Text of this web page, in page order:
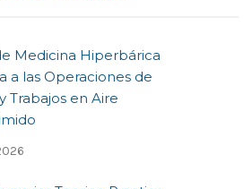
Medicina Hiperbárica
a las Operaciones de
Trabajos en Aire